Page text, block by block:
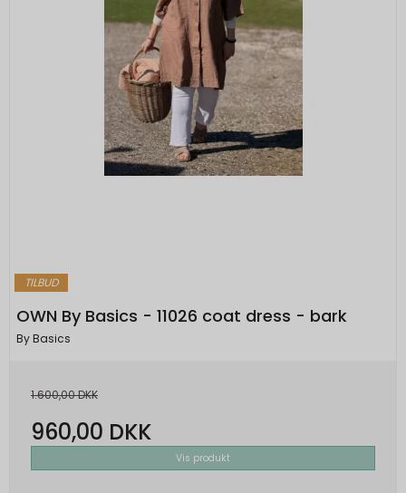
TILBUD
OWN By Basics - 11026 coat dress - bark
By Basics
1.600,00 DKK
960,00 DKK
Vis produkt